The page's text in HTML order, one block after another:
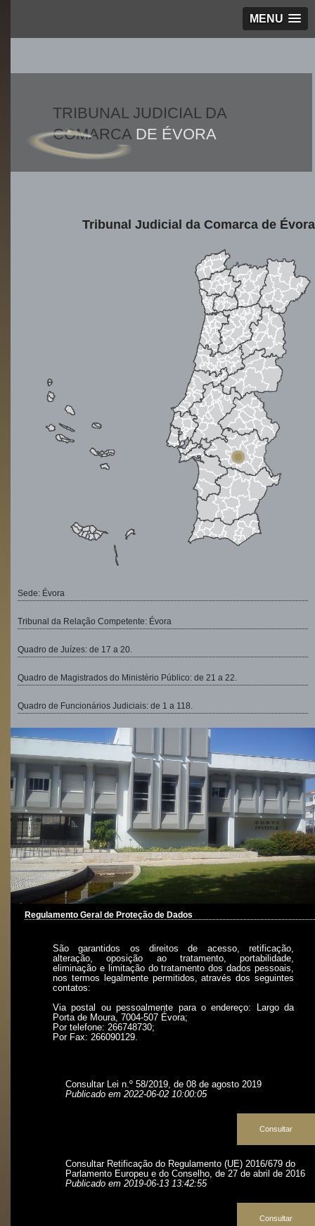
MENU
TRIBUNAL JUDICIAL DA
COMARCADE ÉVORA
Tribunal Judicial da Comarca de Évora
Sede: Évora
Tribunal da Relação Competente: Évora
Quadro de Juízes: de 17 a 20.
Quadro de Magistrados do Ministério Público: de 21 a 22.
Quadro de Funcionários Judiciais: de 1 a 118.
Regulamento Geral de Proteção de Dados
São garantidos os direitos de acesso, retificação,
alteração, oposição ao tratamento, portabilidade,
eliminação e limitação do tratamento dos dados pessoais,
nos termos legalmente permitidos, através dos seguintes
contatos:
Via postal ou pessoalmente para o endereço: Largo da
Porta de Moura, 7004-507 Évora;
Por telefone: 266748730;
Por Fax: 266090129.
Consultar Lei n.º 58/2019, de 08 de agosto 2019
Publicado em 2022-06-02 10:00:05
Consultar
Consultar Retificação do Regulamento (UE) 2016/679 do
Parlamento Europeu e do Conselho, de 27 de abril de 2016
Publicado em 2019-06-13 13:42:55
Consultar